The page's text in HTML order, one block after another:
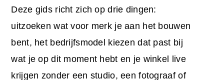
Deze gids richt zich op drie dingen:
uitzoeken wat voor merk je aan het bouwen
bent, het bedrijfsmodel kiezen dat past bij
wat je op dit moment hebt en je winkel live
krijgen zonder een studio, een fotograaf of